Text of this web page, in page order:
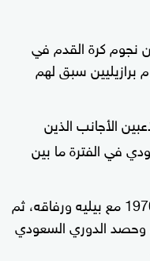
نجوم كرة القدم في
دوريها، ومن أبرزهم 3 نجوم برازيليين سبق لهم
الأجانب الذين
في الفترة ما بين
• ريفيلينو توج ببطولة كأس العالم 1970 مع بيليه ورفاقه، ثم
وسجل 39 هدفا، وحصد الدوري السعودي